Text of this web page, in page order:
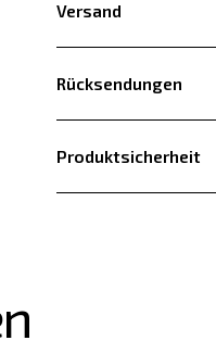
Versand
Rücksendungen
Produktsicherheit